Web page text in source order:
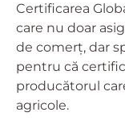
Certificarea
care nu doar
de comerț, dar
pentru că
producătorul
agricole.